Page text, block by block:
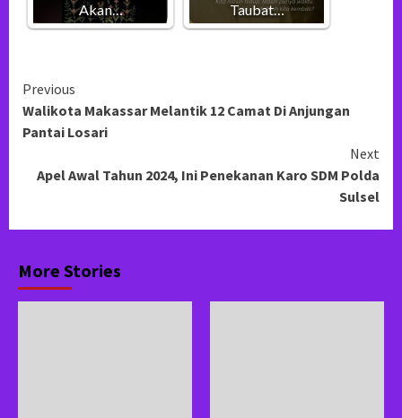
Akan…
Taubat…
Continue
Reading
Previous
Walikota Makassar Melantik 12 Camat Di Anjungan
Pantai Losari
Next
Apel Awal Tahun 2024, Ini Penekanan Karo SDM Polda
Sulsel
More Stories